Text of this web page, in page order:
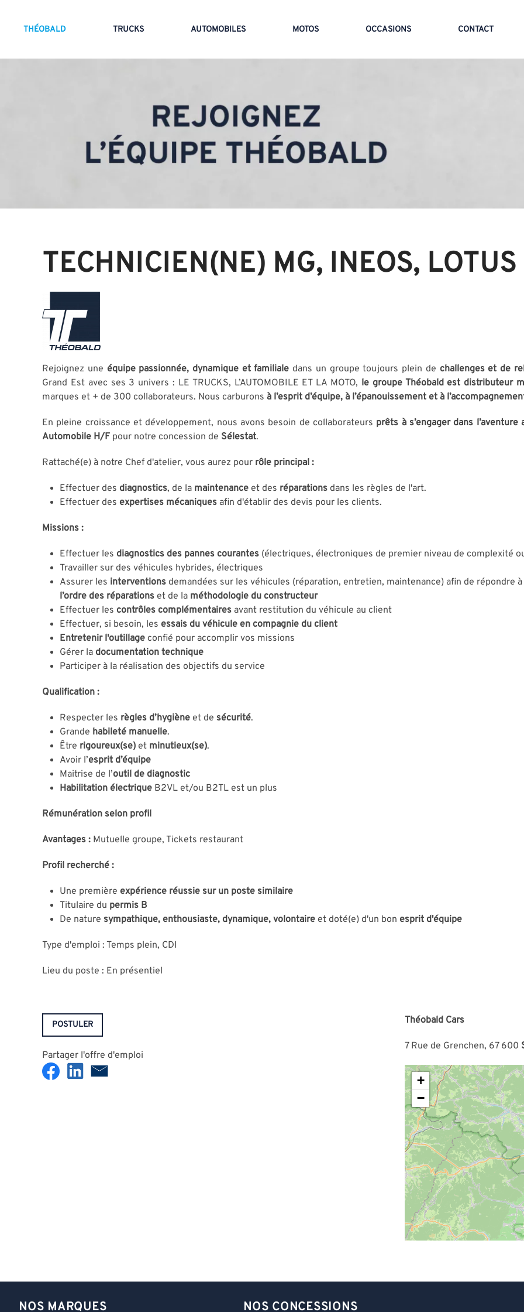
THÉOBALD TRUCKS AUTOMOBILES MOTOS OCCASIONS CONTACT
TECHNICIEN(NE) MG, INEOS,
Rejoignez une équipe passionnée, dynamique et familiale dans un groupe toujours plein de challenges et de
Grand Est avec ses 3 univers : LE TRUCKS, L’AUTOMOBILE ET LA MOTO, le groupe Théobald est distributeur
marques et + de 300 collaborateurs. Nous carburons à l’esprit d’équipe, à l’épanouissement et à
En pleine croissance et développement, nous avons besoin de collaborateurs prêts à s’engager dans
Automobile H/F pour notre concession de Sélestat.
Rattaché(e) à notre Chef d'atelier, vous aurez pour rôle principal :
Effectuer des diagnostics, de la maintenance et des réparations dans les règles de l'art.
Effectuer des expertises mécaniques afin d'établir des devis pour les clients.
Missions :
Effectuer les diagnostics des pannes courantes (électriques, électroniques de premier niveau de complexité
Travailler sur des véhicules hybrides, électriques
Assurer les interventions demandées sur les véhicules (réparation, entretien, maintenance) afin de répondre
l’ordre des réparations et de la méthodologie du constructeur
Effectuer les contrôles complémentaires avant restitution du véhicule au client
Effectuer, si besoin, les essais du véhicule en compagnie du client
Entretenir l'outillage confié pour accomplir vos missions
Gérer la documentation technique
Participer à la réalisation des objectifs du service
Qualification :
Respecter les règles d’hygiène et de sécurité.
Grande habileté manuelle.
Être rigoureux(se) et minutieux(se).
Avoir l’esprit d’équipe
Maitrise de l’outil de diagnostic
Habilitation électrique B2VL et/ou B2TL est un plus
Rémunération selon profil
Avantages : Mutuelle groupe, Tickets restaurant
Profil recherché :
Une première expérience réussie sur un poste similaire
Titulaire du permis B
De nature sympathique, enthousiaste, dynamique, volontaire et doté(e) d'un bon esprit d'équipe
Type d'emploi : Temps plein, CDI
Lieu du poste : En présentiel
POSTULER
Partager l'offre d'emploi
Théobald Cars
7 Rue de Grenchen, 67 600
+
−
NOS MARQUES NOS CONCESSIONS